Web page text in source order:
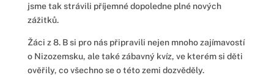
jsme tak strávili příjemné dopoledne plné nových
zážitků.
Žáci z 8. B si pro nás připravili nejen mnoho zajímavostí
o Nizozemsku, ale také zábavný kvíz, ve kterém si děti
ověřily, co všechno se o této zemi dozvěděly.